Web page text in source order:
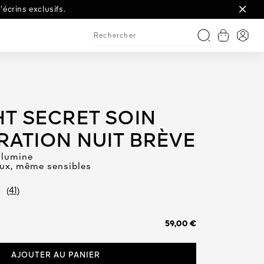
le réveil.
édition numérotée.
inédit.
exclusifs.
Recherche
Afficher
SECRET SOIN
NUIT BRÈVE
même sensibles
(41)
59,00 €
AJOUTER AU PANIER